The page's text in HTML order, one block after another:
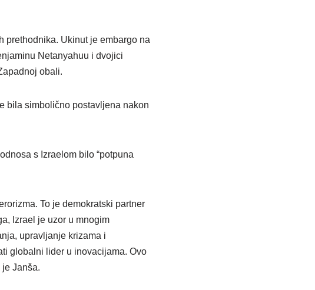
prethodnika. Ukinut je embargo na
Netanyahuu i dvojici
obali.
bila simbolično postavljena nakon
s Izraelom bilo “potpuna
To je demokratski partner
Izrael je uzor u mnogim
upravljanje krizama i
globalni lider u inovacijama. Ovo
Janša.